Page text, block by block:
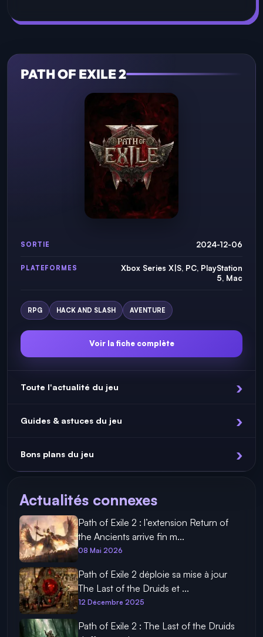
PATH OF EXILE 2
SORTIE 2024-12-06
PLATEFORMES
Xbox Series X|S, PC, PlayStation
5, Mac
RPG HACK AND SLASH AVENTURE
Voir la fiche complète
Toute l'actualité du jeu
Guides & astuces du jeu
Bons plans du jeu
Actualités connexes
Path of Exile 2 : l’extension Return of
the Ancients arrive fin m...
08 Mai 2026
Path of Exile 2 déploie sa mise à jour
The Last of the Druids et ...
12 Décembre 2025
Path of Exile 2 : The Last of the Druids